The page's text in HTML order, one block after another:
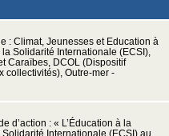
: Climat, Jeunesses et Education à
la Solidarité Internationale (ECSI),
Caraïbes, DCOL (Dispositif
collectivités), Outre-mer -
d’action : « L’Éducation à la
Internationale (ECSI) au